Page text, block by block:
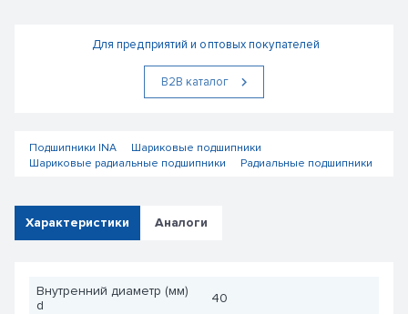
Для предприятий и оптовых покупателей
В2В каталог
Подшипники INA
Шариковые подшипники
Шариковые радиальные подшипники
Радиальные подшипники
Характеристики Аналоги
Внутренний диаметр (мм)
d
40